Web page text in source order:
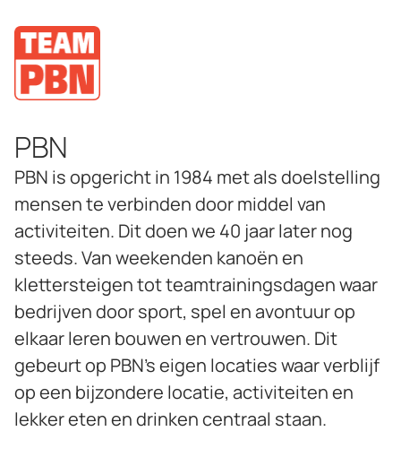
PBN
PBN is opgericht in 1984 met als doelstelling
mensen te verbinden door middel van
activiteiten. Dit doen we 40 jaar later nog
steeds. Van weekenden kanoën en
klettersteigen tot teamtrainingsdagen waar
bedrijven door sport, spel en avontuur op
elkaar leren bouwen en vertrouwen. Dit
gebeurt op PBN’s eigen locaties waar verblijf
op een bijzondere locatie, activiteiten en
lekker eten en drinken centraal staan.